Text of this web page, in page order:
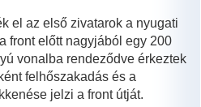
el az első zivatarok a nyugati
front előtt nagyjából egy 200
vonalba rendeződve érkeztek
felhőszakadás és a
jelzi a front útját.